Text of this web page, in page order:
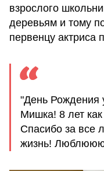
взрослого
деревьям и тому
первенцу актриса
"День Рождения
Мишка! 8 лет
Спасибо за все
жизнь!